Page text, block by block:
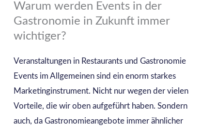
Warum werden Events in der
Gastronomie in Zukunft immer
wichtiger?
Veranstaltungen in Restaurants und Gastronomie
Events im Allgemeinen sind ein enorm starkes
Marketinginstrument. Nicht nur wegen der vielen
Vorteile, die wir oben aufgeführt haben. Sondern
auch, da Gastronomieangebote immer ähnlicher